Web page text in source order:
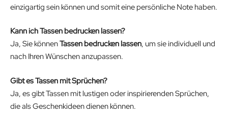
einzigartig sein können und somit eine persönliche Note haben.
Kann ich Tassen bedrucken lassen?
Ja, Sie könnenTassen bedrucken lassen, um sie individuell und
nach Ihren Wünschen anzupassen.
Gibt es Tassen mit Sprüchen?
Ja, es gibt Tassen mit lustigen oder inspirierenden Sprüchen,
die als Geschenkideen dienen können.